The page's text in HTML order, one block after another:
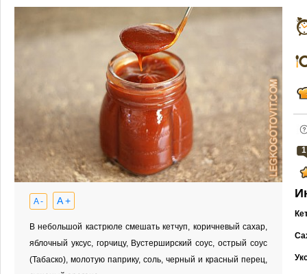
A - A +
В небольшой кастрюле смешать кетчуп, коричневый сахар,
яблочный уксус, горчицу, Вустерширский соус, острый соус
(Табаско), молотую паприку, соль, черный и красный перец,
1